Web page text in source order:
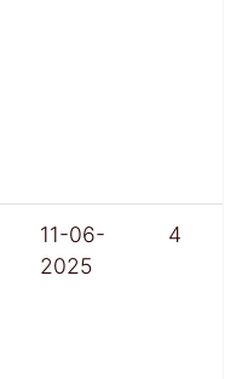
11-06-
2025
4